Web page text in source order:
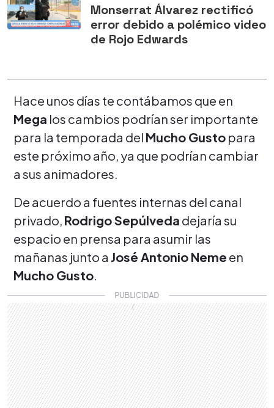
Monserrat Álvarez rectificó
error debido a polémico video
de Rojo Edwards
Hace unos días te contábamos que en
Mega los cambios podrían ser importante
para la temporada del Mucho Gusto para
este próximo año, ya que podrían cambiar
a sus animadores.
De acuerdo a fuentes internas del canal
privado, Rodrigo Sepúlveda dejaría su
espacio en prensa para asumir las
mañanas junto a José Antonio Neme en
Mucho Gusto.